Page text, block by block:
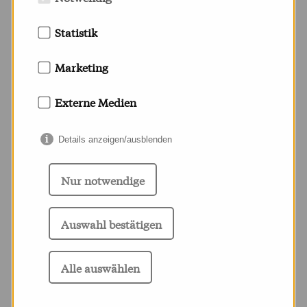
mehr dazu
WEB DESIGN
mehr dazu
Statistik
Marketing
Externe Medien
Details anzeigen/ausblenden
Nur notwendige
Auswahl bestätigen
Alle auswählen